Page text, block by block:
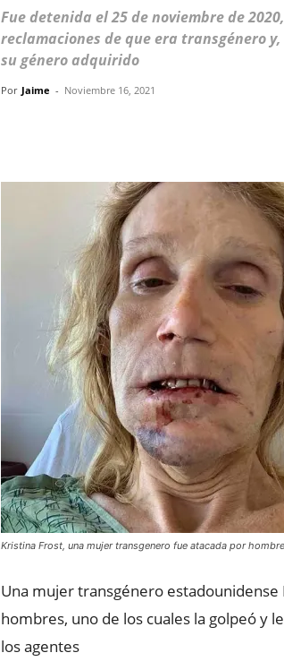
Fue detenida el 25 de noviembre de
reclamaciones de que era transgénero
su género adquirido
Por Jaime - Noviembre 16, 2021
Kristina Frost, una mujer transgenero fue atacada por
Una mujer transgénero estadounidense
hombres, uno de los cuales la golpeó y
los agentes